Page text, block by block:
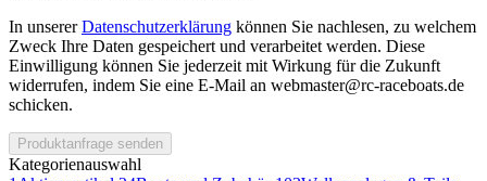
In unsererDatenschutzerklärung können Sie nachlesen, zu welchem
Zweck Ihre Daten gespeichert und verarbeitet werden. Diese
Einwilligung können Sie jederzeit mit Wirkung für die Zukunft
widerrufen, indem Sie eine E-Mail an webmaster@rc-raceboats.de
schicken.
Produktanfrage senden
Kategorienauswahl